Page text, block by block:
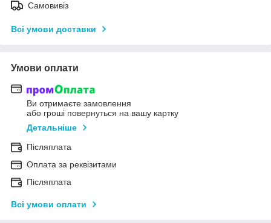
Самовивіз
Всі умови доставки
Умови оплати
Ви отримаєте замовлення
або гроші повернуться на вашу картку
Детальніше
Післяплата
Оплата за реквізитами
Післяплата
Всі умови оплати